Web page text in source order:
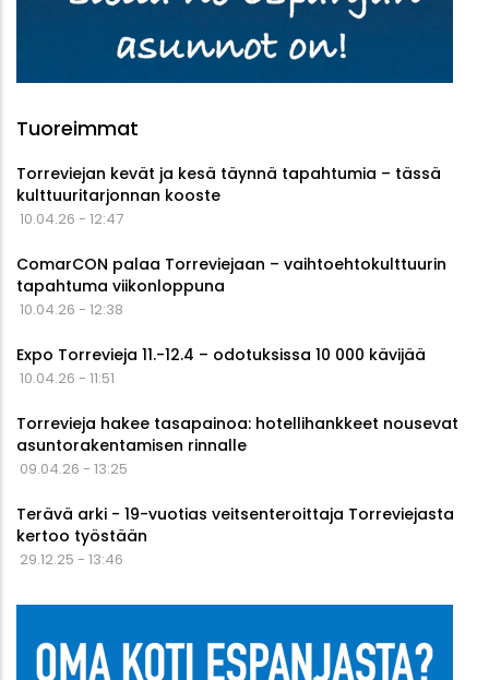
Tuoreimmat
Torreviejan kevät ja kesä täynnä tapahtumia – tässä
kulttuuritarjonnan kooste
10.04.26 - 12:47
ComarCON palaa Torreviejaan – vaihtoehtokulttuurin
tapahtuma viikonloppuna
10.04.26 - 12:38
Expo Torrevieja 11.-12.4 – odotuksissa 10 000 kävijää
10.04.26 - 11:51
Torrevieja hakee tasapainoa: hotellihankkeet nousevat
asuntorakentamisen rinnalle
09.04.26 - 13:25
Terävä arki - 19-vuotias veitsenteroittaja Torreviejasta
kertoo työstään
29.12.25 - 13:46